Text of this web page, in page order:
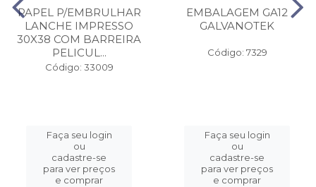
PAPEL P/EMBRULHAR
LANCHE IMPRESSO
30X38 COM BARREIRA
PELICUL...
Código: 33009
Faça seu login
ou
cadastre-se
para ver preços
e comprar
EMBALAGEM GA12
GALVANOTEK
Código: 7329
Faça seu login
ou
cadastre-se
para ver preços
e comprar